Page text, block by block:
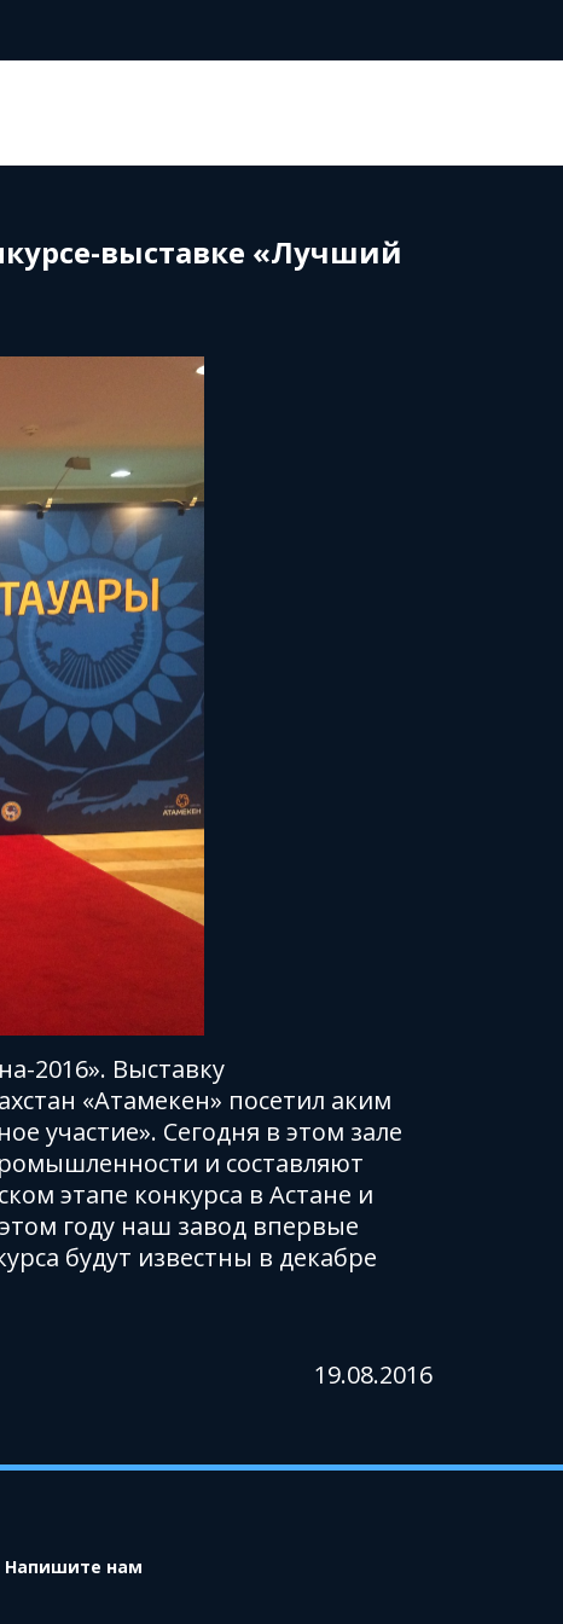
выставке «Лучший
2016». Выставку
«Атамекен» посетил аким
участие». Сегодня в этом зале
и составляют
этапе конкурса в Астане и
году наш завод впервые
будут известны в декабре
19.08.2016
Напишите нам